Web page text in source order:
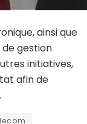
ainsi que
gestion
initiatives,
afin de